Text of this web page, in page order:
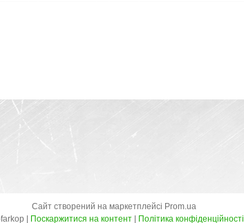
Сайт створений на маркетплейсі Prom.ua
Поскаржитися на контент Політика конфіденційності